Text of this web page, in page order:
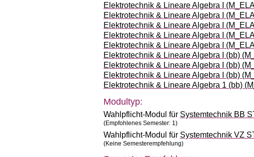
Elektrotechnik & Lineare Algebra I
Elektrotechnik & Lineare Algebra I
Elektrotechnik & Lineare Algebra I
Elektrotechnik & Lineare Algebra I
Elektrotechnik & Lineare Algebra I
Elektrotechnik & Lineare Algebra I (bb)
Elektrotechnik & Lineare Algebra I (bb)
Elektrotechnik & Lineare Algebra I (bb)
Elektrotechnik & Lineare Algebra 1 (bb)
Modultyp:
Wahlpflicht-Modul für Systemtechnik BB
(Empfohlenes Semester: 1)
Wahlpflicht-Modul für Systemtechnik VZ
(Keine Semesterempfehlung)